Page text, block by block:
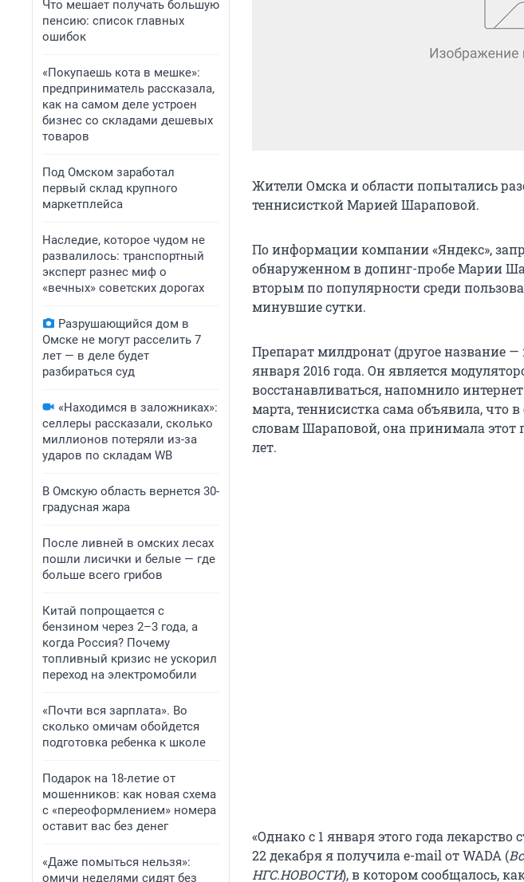
Что мешает получать большую
пенсию: список главных
ошибок
«Покупаешь кота в мешке»:
предприниматель рассказала,
как на самом деле устроен
бизнес со складами дешевых
товаров
Под Омском заработал
первый склад крупного
маркетплейса
Наследие, которое чудом не
развалилось: транспортный
эксперт разнес миф о
«вечных» советских дорогах
Разрушающийся дом в
Омске не могут расселить 7
лет — в деле будет
разбираться суд
«Находимся в заложниках»:
селлеры рассказали, сколько
миллионов потеряли из-за
ударов по складам WB
В Омскую область вернется 30-
градусная жара
После ливней в омских лесах
пошли лисички и белые — где
больше всего грибов
Китай попрощается с
бензином через 2–3 года, а
когда Россия? Почему
топливный кризис не ускорил
переход на электромобили
«Почти вся зарплата». Во
сколько омичам обойдется
подготовка ребенка к школе
Подарок на 18-летие от
мошенников: как новая схема
с «переоформлением» номера
оставит вас без денег
«Даже помыться нельзя»:
омичи неделями сидят без
Жители Омска и области попытались
теннисисткой Марией Шараповой.
По информации компании «Яндекс»,
обнаруженном в допинг-пробе Марии
вторым по популярности среди
минувшие сутки.
Препарат милдронат (другое название —
января 2016 года. Он является
восстанавливаться, напомнило
марта, теннисистка сама объявила, что
словам Шараповой, она принимала этот
лет.
«Однако с 1 января этого года
22 декабря я получила e-mail от WADA (
НГС.НОВОСТИ), в котором сообщалось,